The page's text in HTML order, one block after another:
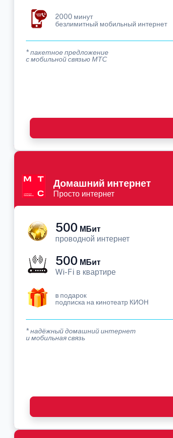
2000 минут
безлимитный мобильный интернет
* пакетное предложение
с мобильной связью МТС
Домашний интернет
Просто интернет
500 МБит
проводной интернет
500 МБит
Wi-Fi в квартире
в подарок
подписка на кинотеатр КИОН
* надёжный домашний интернет
и мобильная связь